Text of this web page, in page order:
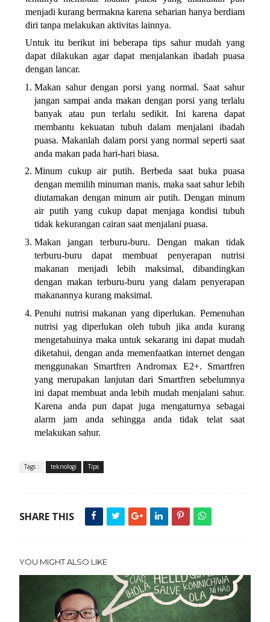
menjadi kurang bermakna karena seharian hanya berdiam
diri tanpa melakukan aktivitas lainnya.
Untuk itu berikut ini beberapatips sahurmudah yang
dapat dilakukan agar dapat menjalankan ibadah puasa
dengan lancar.
Makan sahur dengan porsi yang normal. Saat sahur
jangan sampai anda makan dengan porsi yang terlalu
banyak atau pun terlalu sedikit. Ini karena dapat
membantu kekuatan tubuh dalam menjalani ibadah
puasa. Makanlah dalam porsi yang normal seperti saat
anda makan pada hari-hari biasa.
Minum cukup air putih. Berbeda saat buka puasa
dengan memilih minuman manis, maka saat sahur lebih
diutamakan dengan minum air putih. Dengan minum
air putih yang cukup dapat menjaga kondisi tubuh
tidak kekurangan cairan saat menjalani puasa.
Makan jangan terburu-buru. Dengan makan tidak
terburu-buru dapat membuat penyerapan nutrisi
makanan menjadi lebih maksimal, dibandingkan
dengan makan terburu-buru yang dalam penyerapan
makanannya kurang maksimal.
Penuhi nutrisi makanan yang diperlukan. Pemenuhan
nutrisi yag diperlukan oleh tubuh jika anda kurang
mengetahuinya maka untuk sekarang ini dapat mudah
diketahui, dengan anda memenfaatkan internet dengan
menggunakan Smartfren Andromax E2+. Smartfren
yang merupakan lanjutan dari Smartfren sebelumnya
ini dapat membuat anda lebih mudah menjalani sahur.
Karena anda pun dapat juga mengaturnya sebagai
alarm jam anda sehingga anda tidak telat saat
melakukan sahur.
Tags : teknologi Tips
SHARE THIS
YOU MIGHT ALSO LIKE